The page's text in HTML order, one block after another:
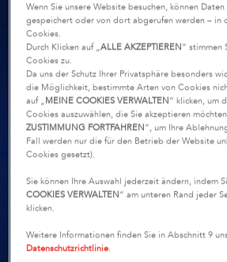
Wenn Sie unsere Website besuchen, können
gespeichert oder von dort abgerufen werden – in
Cookies.
Durch Klicken auf „ALLE AKZEPTIEREN“ stimmen
Cookies zu.
Da uns der Schutz Ihrer Privatsphäre besonders
die Möglichkeit, bestimmte Arten von Cookies
auf „MEINE COOKIES VERWALTEN“ klicken, um
Cookies auszuwählen, die Sie akzeptieren
ZUSTIMMUNG FORTFAHREN“, um Ihre
Fall werden nur die für den Betrieb der Website
Cookies gesetzt).
Sie können Ihre Auswahl jederzeit ändern, indem
COOKIES VERWALTEN“ am unteren Rand jeder
klicken.
Weitere Informationen finden Sie in Abschnitt 9
Datenschutzrichtlinie.